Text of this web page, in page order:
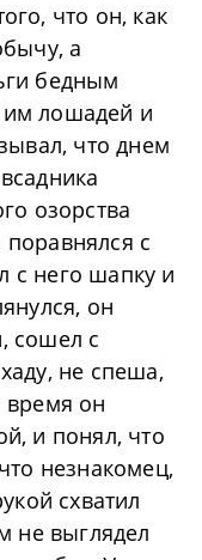
что он, как
а
бедным
лошадей и
что днем
озорства
с
с него шапку и
он
сошел с
не спеша,
время он
и понял, что
незнакомец,
схватил
не выглядел